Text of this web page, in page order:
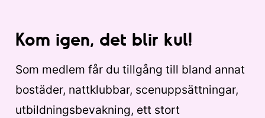
Kom igen, det blir kul!
Som medlem får du tillgång till bland annat
bostäder, nattklubbar, scenuppsättningar,
utbildningsbevakning, ett stort